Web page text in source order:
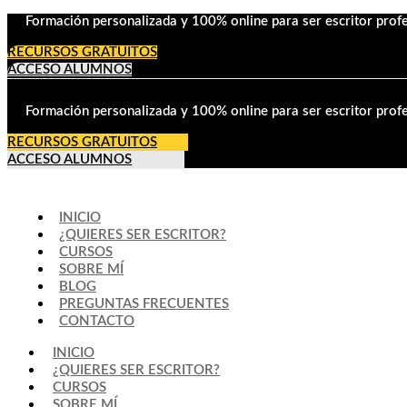
Formación personalizada y 100% online para ser escritor
RECURSOS GRATUITOS
ACCESO ALUMNOS
Formación personalizada y 100% online para ser escritor
RECURSOS GRATUITOS
ACCESO ALUMNOS
INICIO
¿QUIERES SER ESCRITOR?
CURSOS
SOBRE MÍ
BLOG
PREGUNTAS FRECUENTES
CONTACTO
INICIO
¿QUIERES SER ESCRITOR?
CURSOS